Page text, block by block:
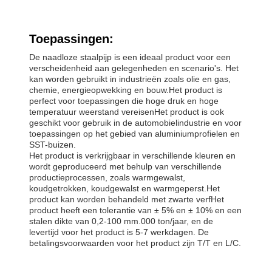
Toepassingen:
De naadloze staalpijp is een ideaal product voor een
verscheidenheid aan gelegenheden en scenario's. Het
kan worden gebruikt in industrieën zoals olie en gas,
chemie, energieopwekking en bouw.Het product is
perfect voor toepassingen die hoge druk en hoge
temperatuur weerstand vereisenHet product is ook
geschikt voor gebruik in de automobielindustrie en voor
toepassingen op het gebied van aluminiumprofielen en
SST-buizen.
Het product is verkrijgbaar in verschillende kleuren en
wordt geproduceerd met behulp van verschillende
productieprocessen, zoals warmgewalst,
koudgetrokken, koudgewalst en warmgeperst.Het
product kan worden behandeld met zwarte verfHet
product heeft een tolerantie van ± 5% en ± 10% en een
stalen dikte van 0,2-100 mm.000 ton/jaar, en de
levertijd voor het product is 5-7 werkdagen. De
betalingsvoorwaarden voor het product zijn T/T en L/C.